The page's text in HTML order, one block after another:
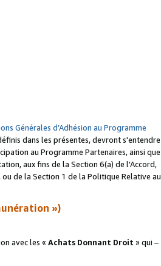
Générales d’Adhésion au Programme
dans les présentes, devront s'entendre
au Programme Partenaires, ainsi que
aux fins de la Section 6(a) de l'Accord,
de la Section 1 de la Politique Relative au
»)
avec les « Achats Donnant Droit » qui –